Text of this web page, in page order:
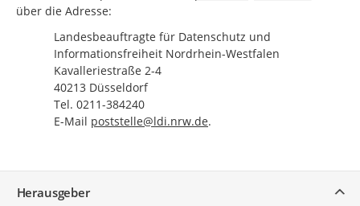
über die Adresse:
Landesbeauftragte für Datenschutz und
Informationsfreiheit Nordrhein-Westfalen
Kavalleriestraße 2-4
40213 Düsseldorf
Tel. 0211-384240
E-Mail poststelle@ldi.nrw.de.
Herausgeber